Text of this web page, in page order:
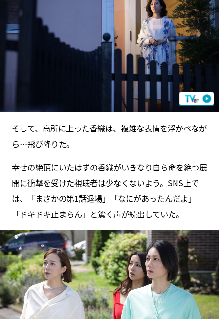
そして、高所に上った香織は、複雑な表情を浮かべなが
ら…飛び降りた。
幸せの絶頂にいたはずの香織がいきなり自ら命を絶つ展
開に衝撃を受けた視聴者は少なくないよう。SNS上で
は、「まさかの第1話退場」「なにがあったんだよ」
「ドキドキ止まらん」と驚く声が続出していた。